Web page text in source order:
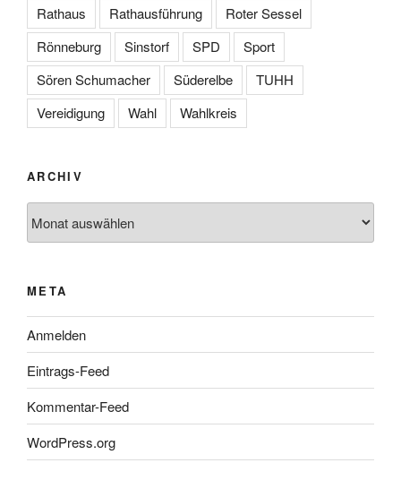
Rathaus
Rathausführung
Roter Sessel
Rönneburg
Sinstorf SPD
Sport
Sören Schumacher
Süderelbe
TUHH
Vereidigung
Wahl Wahlkreis
ARCHIV
META
Anmelden
Eintrags-Feed
Kommentar-Feed
WordPress.org